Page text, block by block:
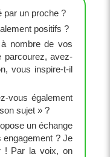
par un proche ?
positifs ?
nombre de vos
parcourez, avez-
vous inspire-t-il
vous également
sujet » ?
un échange
engagement ? Je
! Par la voix, on